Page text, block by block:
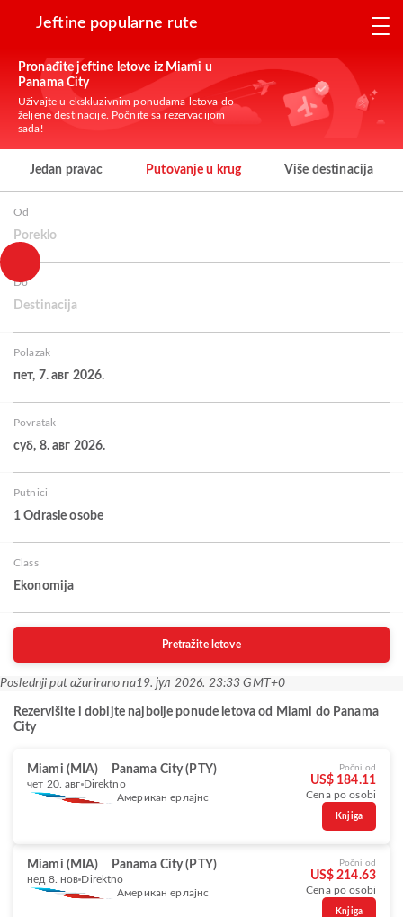
Jeftine popularne rute
Pronađite jeftine letove iz Miami u
Panama City
Uživajte u ekskluzivnim ponudama letova do
željene destinacije. Počnite sa rezervacijom
sada!
Jedan pravac Putovanje u krug Više destinacija
Od
Poreklo
Do
Destinacija
Polazak
пет, 7. авг 2026.
Povratak
суб, 8. авг 2026.
Putnici
1 Odrasle osobe
Class
Ekonomija
Pretražite letove
Poslednji put ažurirano na19. јул 2026. 23:33 GMT+0
Rezervišite i dobijte najbolje ponude letova od Miami do Panama
City
Miami (MIA) Panama City (PTY)
чет 20. авг Direktno
Американ ерлајнс
Počni od
US$ 184.11
Cena po osobi
Knjiga
Miami (MIA) Panama City (PTY)
нед 8. нов Direktno
Американ ерлајнс
Počni od
US$ 214.63
Cena po osobi
Knjiga